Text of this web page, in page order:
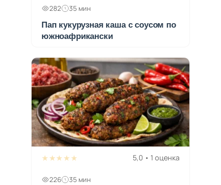
282 35 мин
Пап кукурузная каша с соусом по
южноафрикански
★★★★★ 5,0 • 1 оценка
226 35 мин